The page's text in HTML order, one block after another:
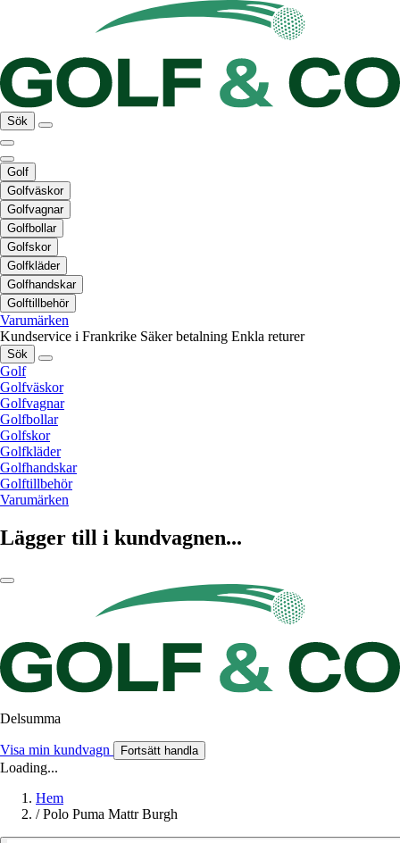
Sök
Golf
Golfväskor
Golfvagnar
Golfbollar
Golfskor
Golfkläder
Golfhandskar
Golftillbehör
Varumärken
Kundservice i Frankrike Säker betalning Enkla returer
Sök
Golf
Golfväskor
Golfvagnar
Golfbollar
Golfskor
Golfkläder
Golfhandskar
Golftillbehör
Varumärken
Lägger till i kundvagnen...
Delsumma
Visa min kundvagn Fortsätt handla
Loading...
Hem
/ Polo Puma Mattr Burgh